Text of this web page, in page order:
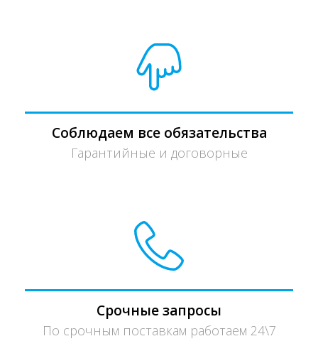
Соблюдаем все обязательства
Гарантийные и договорные
Срочные запросы
По срочным поставкам работаем 24\7